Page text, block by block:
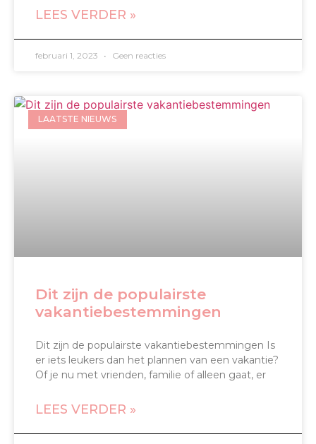
LEES VERDER »
februari 1, 2023 Geen reacties
LAATSTE NIEUWS
Dit zijn de populairste
vakantiebestemmingen
Dit zijn de populairste vakantiebestemmingen Is
er iets leukers dan het plannen van een vakantie?
Of je nu met vrienden, familie of alleen gaat, er
LEES VERDER »